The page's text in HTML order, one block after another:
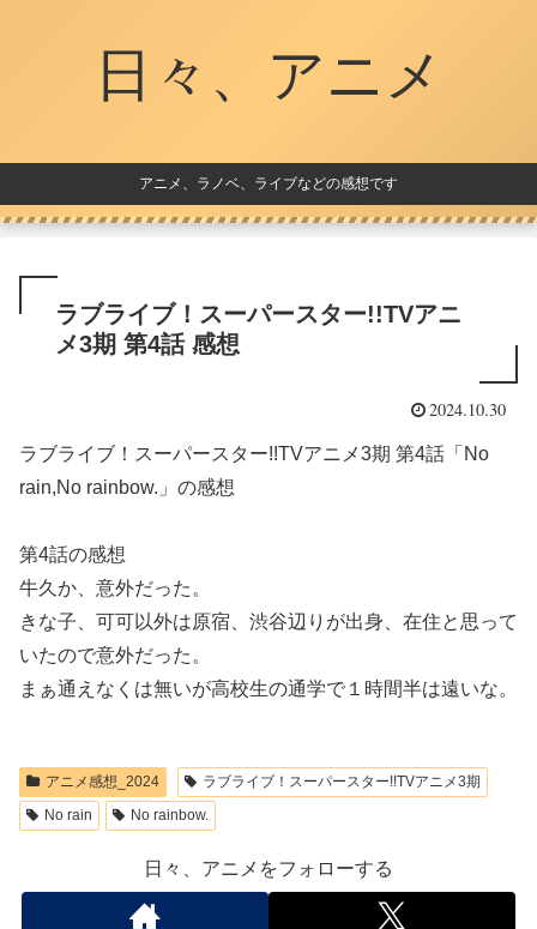
日々、アニメ
アニメ、ラノベ、ライブなどの感想です
ラブライブ！スーパースター!!TVアニ
メ3期 第4話 感想
2024.10.30
ラブライブ！スーパースター!!TVアニメ3期 第4話「No
rain,No rainbow.」の感想
第4話の感想
牛久か、意外だった。
きな子、可可以外は原宿、渋谷辺りが出身、在住と思って
いたので意外だった。
まぁ通えなくは無いが高校生の通学で１時間半は遠いな。
アニメ感想_2024
ラブライブ！スーパースター!!TVアニメ3期
No rain
No rainbow.
日々、アニメをフォローする